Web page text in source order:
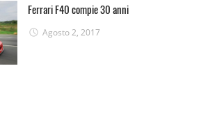
Ferrari F40 compie 30 anni
Agosto 2, 2017